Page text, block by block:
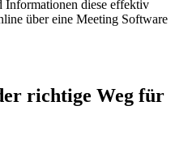
Informationen diese effektiv
über eine Meeting Software
richtige Weg für